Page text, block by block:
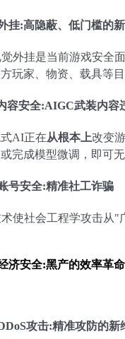
挂:高隐蔽、低门槛的
外挂是当前游戏安全
玩家、物资、载具等
容安全:AIGC武装内容
AI正在从根本上改变
完成模型微调，即可
号安全:精准社工诈骗
使社会工程学攻击从"
济安全:黑产的效率革命
攻击:精准攻防的新